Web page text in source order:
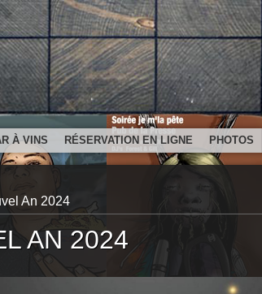
À VINS RÉSERVATION EN LIGNE PHOTOS
An 2024
AN 2024